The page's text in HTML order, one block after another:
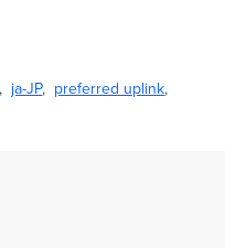
ja-JP
preferred uplink